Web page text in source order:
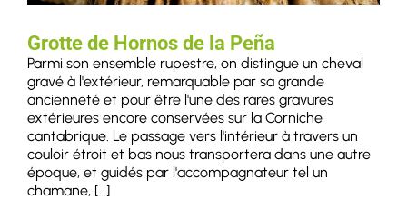
Grotte de Hornos de la Peña
Parmi son ensemble rupestre, on distingue un cheval
gravé à l'extérieur, remarquable par sa grande
ancienneté et pour être l'une des rares gravures
extérieures encore conservées sur la Corniche
cantabrique. Le passage vers l'intérieur à travers un
couloir étroit et bas nous transportera dans une autre
époque, et guidés par l'accompagnateur tel un
chamane, [...]